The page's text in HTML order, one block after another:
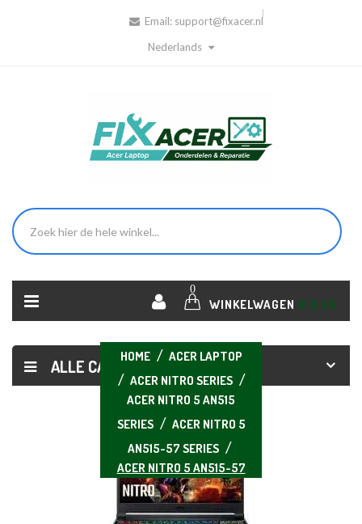
Email: support@fixacer.nl
Nederlands
0
WINKELWAGEN € 0,00
ALLE CATEGORIEËN
HOME
ACER LAPTOP
ACER NITRO SERIES
ACER NITRO 5 AN515
SERIES
ACER NITRO 5
AN515-57 SERIES
ACER NITRO 5 AN515-57